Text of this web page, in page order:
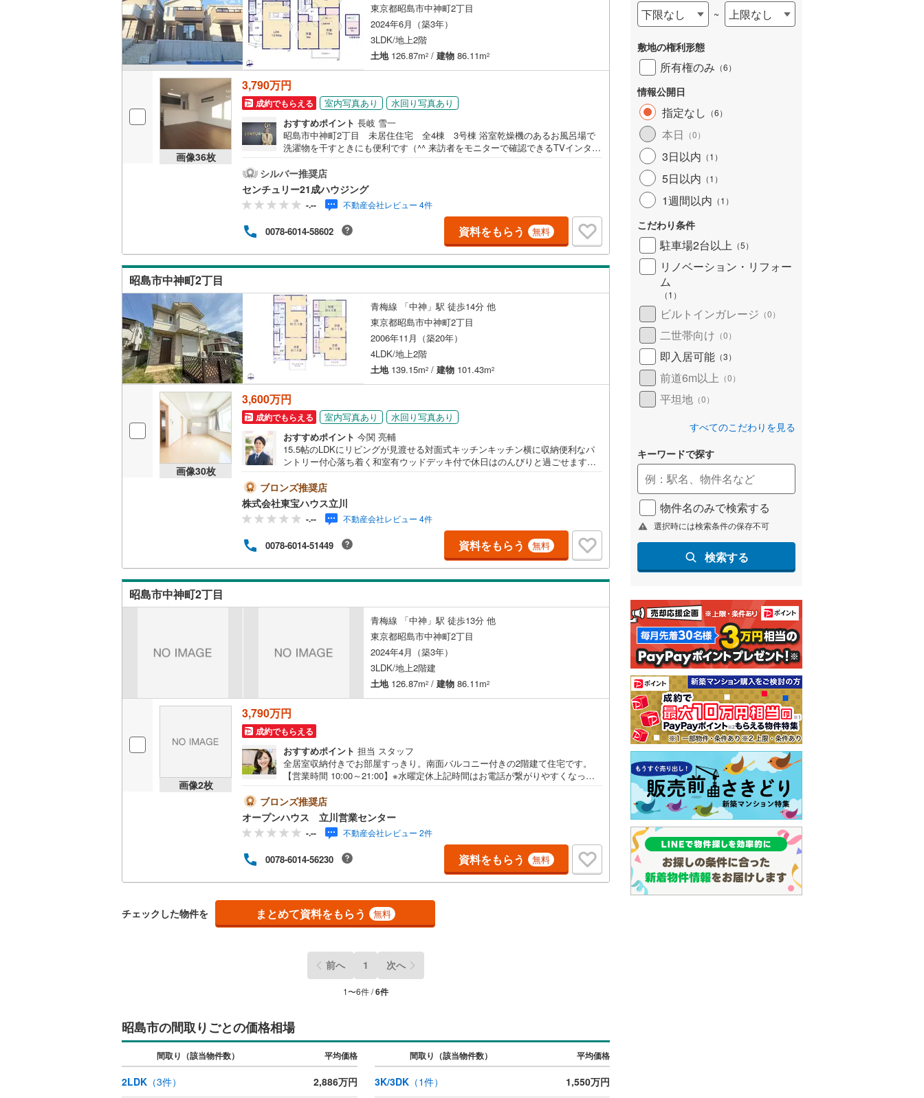
東京都昭島市中神町2丁目
2024年6月（築3年）
3LDK/地上2階
土地126.87m2 / 建物 86.11m2
画像36枚
3,790万円
成約でもらえる 室内写真あり
水回り写真あり
おすすめポイント 長岐 雪一
昭島市中神町2丁目 未居住住宅 全4棟 3号棟 浴室乾燥機のあるお風呂場で
洗濯物を干すときにも便利です（^^ 来訪者をモニターで確認できるTVインター
探しをするのであれば、 センチュリー21成ハウジングのスタッフがサポートを
致します。 不動産のプロなので、きっとお客様のお役に立つことでしょう。 セ
ンチュリー21成ハウジングでは、武蔵村山市をはじめ、立川市・昭島市・国立
市・東大和市・瑞穂町・羽村市・あきる野市・福生市など周辺の地域も情報が
盛りだくさん。ネットに掲載できない物件も多数ございますので、こちらの物
件と一緒にご紹介させていただきます。 写真がまだ撮れていない物件に関しま
して、希望があれば写真データだけお届けすることも可能です。遠方の方など
写真が見たい方はお申し付けください。
シルバー推奨店
センチュリー21成ハウジング
-.-- 不動産会社レビュー 4件
0078-6014-58602 資料をもらう 無料
昭島市中神町2丁目
青梅線 「中神」駅 徒歩14分 他
東京都昭島市中神町2丁目
2006年11月（築20年）
4LDK/地上2階
土地139.15m2 / 建物 101.43m2
画像30枚
3,600万円
成約でもらえる 室内写真あり
水回り写真あり
おすすめポイント 今関 亮輔
15.5帖のLDKにリビングが見渡せる対面式キッチンキッチン横に収納便利なパ
ントリー付心落ち着く和室有ウッドデッキ付で休日はのんびりと過ごせます駐
はお電話が繋がりやすくなっております。人気物件には特に問い合わせが集中
するため、お早めにお電話ください。「室内・現地を見学する」ボタンよりご
予約いただくとご見学がスムーズです。ご見学の際は車でお迎えに上がりま
す。【東宝ハウス立川のポイント】◆住宅ローンはお任せください！◆住宅ロ
ーンアドバイザーがご質問にお答えいたします。・どこの銀行で借りるとお得
なの？・適切な借入額は？・「住宅ローン控除」ってなに？・「確定申告書」
ってどうすればいいの？◆ファイナンシャルプランナーに相談◆お金に関する
あらゆるご相談を承ります。・ライフプランのシミュレーション・生活収支の
資金の流れを分かりやすくグラフに表示・お客様のライフプランに合った資金
ブロンズ推奨店
株式会社東宝ハウス立川
-.-- 不動産会社レビュー 4件
0078-6014-51449 資料をもらう 無料
昭島市中神町2丁目
青梅線 「中神」駅 徒歩13分 他
東京都昭島市中神町2丁目
2024年4月（築3年）
3LDK/地上2階建
土地126.87m2 / 建物 86.11m2
画像2枚
3,790万円
成約でもらえる
おすすめポイント 担当 スタッフ
全居室収納付きでお部屋すっきり。南面バルコニー付きの2階建て住宅です。
【営業時間 10:00～21:00】※水曜定休上記時間はお電話が繋がりやすくなって
地を見学する（無料）」ボタンよりご希望の日時をご記入いただけますとスム
ーズにご案内が可能です。◎現地のご案内について・平日や夜遅い時間帯もご
案内が可能 ※定休日を除く・経験豊富なスタッフが物件詳細を丁寧にご説明い
たします。・車でご自宅や最寄り駅等、ご指定の場所まで送迎します。・チャ
イルドシートのご用意ございます。◎個別FP相談会 無料物件のご紹介だけで
なく住宅ローン・資金のご相談、まずは家探しについて話を聞きたいという方
も大歓迎です！年間8000棟以上の限定物件を発表しているオープンハウスだか
ら出会える物件が多数ございます。ぜひお気軽にご連絡・ご相談ください！※限
定物件:当社のみ、もしくは当社を含めた数社でのみご紹介可能なオープンハウ
ス・ディベロップメントの物件
ブロンズ推奨店
オープンハウス 立川営業センター
-.-- 不動産会社レビュー 2件
0078-6014-56230 資料をもらう 無料
チェックした物件を まとめて資料をもらう 無料
前へ 1 次へ
1〜6件 /6件
昭島市の間取りごとの価格相場
間取り（該当物件数） 平均価格 間取り（該当物件数） 平均価格
2LDK （3件） 2,886万円 3K/3DK（1件） 1,550万円
下限なし ~ 上限なし
敷地の権利形態
所有権のみ （6）
情報公開日
指定なし （6）
本日 （0）
3日以内 （1 ）
5日以内 （1 ）
1週間以内 （1 ）
こだわり条件
駐車場2台以上 （5）
リノベーション・リフォー
ム
（1 ）
ビルトインガレージ （0）
二世帯向け （0）
即入居可能 （3）
前道6m以上 （0）
平坦地 （0）
すべてのこだわりを見る
キーワードで探す
物件名のみで検索する
選択時には検索条件の保存不可
検索する